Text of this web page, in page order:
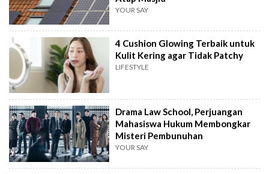
YOUR SAY
4 Cushion Glowing Terbaik untuk
Kulit Kering agar Tidak Patchy
LIFESTYLE
Drama Law School, Perjuangan
Mahasiswa Hukum Membongkar
Misteri Pembunuhan
YOUR SAY